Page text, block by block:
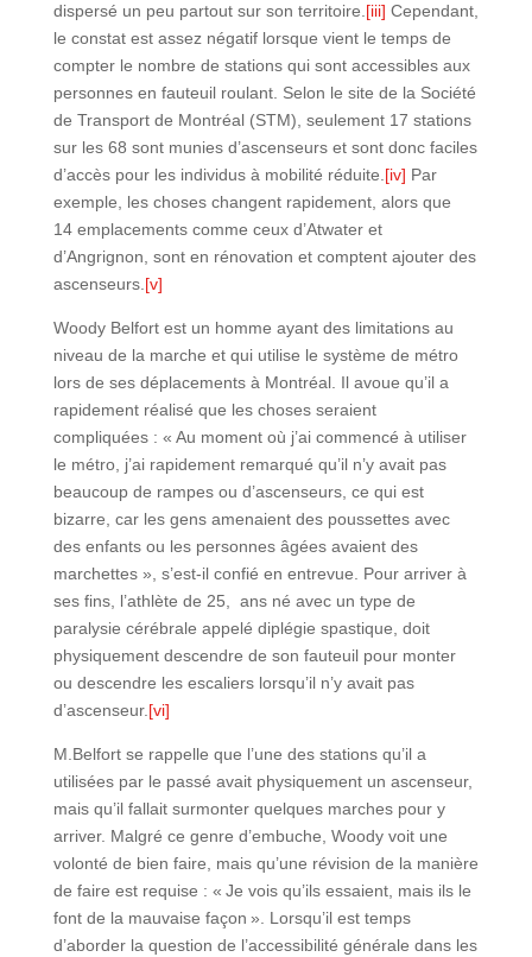
dispersé un peu partout sur son territoire. [iii] Cependant,
le constat est assez négatif lorsque vient le temps de
compter le nombre de stations qui sont accessibles aux
personnes en fauteuil roulant. Selon le site de la Société
de Transport de Montréal (STM), seulement 17 stations
sur les 68 sont munies d’ascenseurs et sont donc faciles
d’accès pour les individus à mobilité réduite. [iv] Par
exemple, les choses changent rapidement, alors que
14 emplacements comme ceux d’Atwater et
d’Angrignon, sont en rénovation et comptent ajouter des
ascenseurs. [v]
Woody Belfort est un homme ayant des limitations au
niveau de la marche et qui utilise le système de métro
lors de ses déplacements à Montréal. Il avoue qu’il a
rapidement réalisé que les choses seraient
compliquées : « Au moment où j’ai commencé à utiliser
le métro, j’ai rapidement remarqué qu’il n’y avait pas
beaucoup de rampes ou d’ascenseurs, ce qui est
bizarre, car les gens amenaient des poussettes avec
des enfants ou les personnes âgées avaient des
marchettes », s’est-il confié en entrevue. Pour arriver à
ses fins, l’athlète de 25, ans né avec un type de
paralysie cérébrale appelé diplégie spastique, doit
physiquement descendre de son fauteuil pour monter
ou descendre les escaliers lorsqu’il n’y avait pas
d’ascenseur. [vi]
M.Belfort se rappelle que l’une des stations qu’il a
utilisées par le passé avait physiquement un ascenseur,
mais qu’il fallait surmonter quelques marches pour y
arriver. Malgré ce genre d’embuche, Woody voit une
volonté de bien faire, mais qu’une révision de la manière
de faire est requise : « Je vois qu’ils essaient, mais ils le
font de la mauvaise façon ». Lorsqu’il est temps
d’aborder la question de l’accessibilité générale dans les